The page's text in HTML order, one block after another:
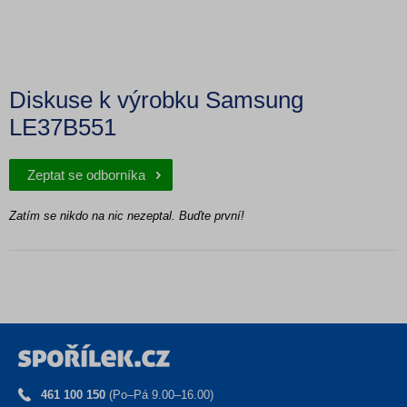
Diskuse k výrobku Samsung
LE37B551
Zeptat se odborníka
Zatím se nikdo na nic nezeptal. Buďte první!
461 100 150 (Po–Pá 9.00–16.00)